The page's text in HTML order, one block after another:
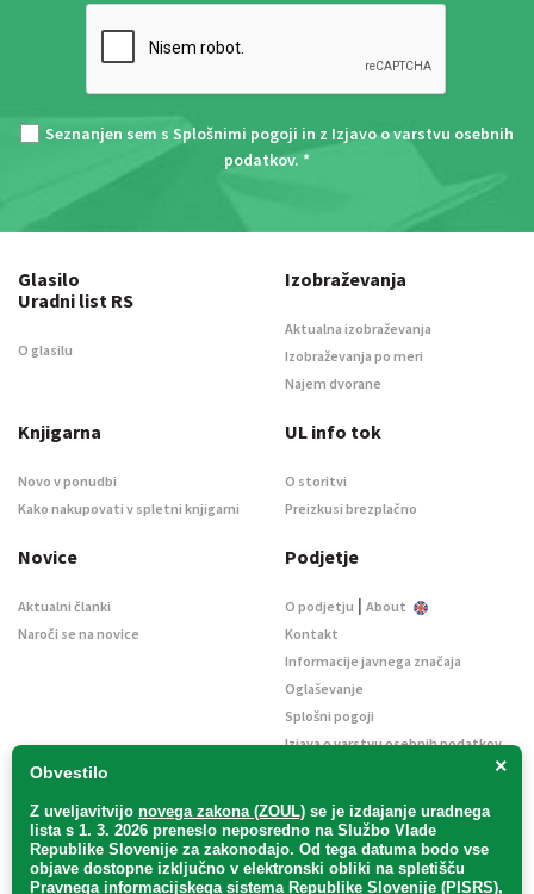
Seznanjen sem s Splošnimi pogoji in z Izjavo o varstvu osebnih
podatkov. *
×
Obvestilo
Z uveljavitvijo novega zakona (ZOUL) se je izdajanje uradnega
lista s 1. 3. 2026 preneslo neposredno na Službo Vlade
Republike Slovenije za zakonodajo. Od tega datuma bodo vse
objave dostopne izključno v elektronski obliki na spletišču
Pravnega informacijskega sistema Republike Slovenije (PISRS),
Glasilo
Uradni list RS
O glasilu
Izobraževanja
Aktualna izobraževanja
Izobraževanja po meri
Najem dvorane
Knjigarna
Novo v ponudbi
Kako nakupovati v spletni knjigarni
UL info tok
O storitvi
Preizkusi brezplačno
Novice
Aktualni članki
Naroči se na novice
Podjetje
O podjetju | About
Kontakt
Informacije javnega značaja
Oglaševanje
Splošni pogoji
Izjava o varstvu osebnih podatkov